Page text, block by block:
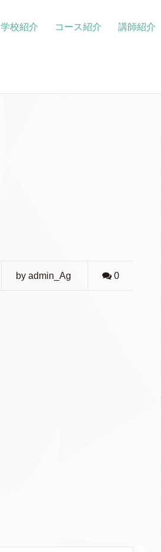
学校紹介 コース紹介 講師紹介
by admin_Ag 0